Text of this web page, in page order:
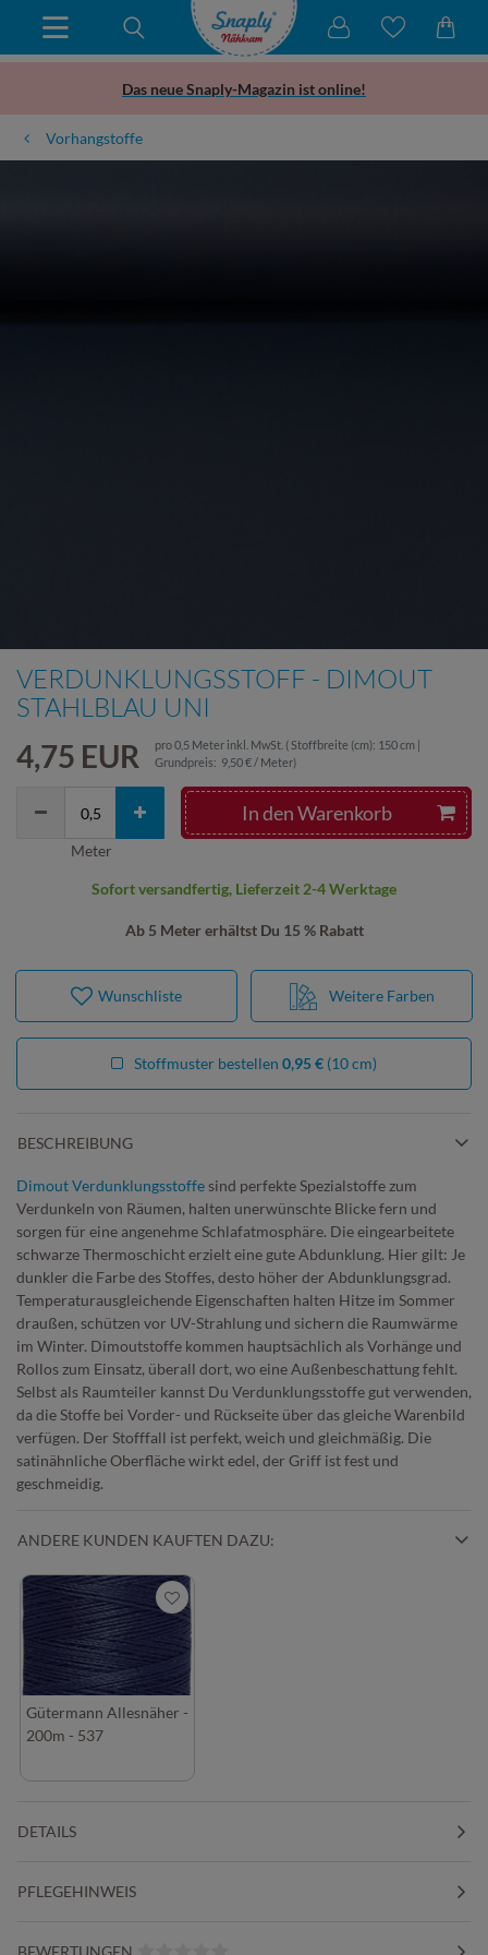
Das neue Snaply-Magazin ist online!
Vorhangstoffe
VERDUNKLUNGSSTOFF - DIMOUT
STAHLBLAU UNI
4,75 EUR pro0,5 Meter inkl. MwSt. ( Stoffbreite (cm): 150 cm |
Grundpreis: 9,50 € / Meter)
Ab 5 Meter erhältst Du 15 % Rabatt
In den Warenkorb
Meter
Sofort versandfertig, Lieferzeit 2-4 Werktage
Weitere Farben
Wunschliste
Stoffmuster bestellen 0,95 € (10 cm)
BESCHREIBUNG
Dimout Verdunklungsstoffe sind perfekte Spezialstoffe zum
Verdunkeln von Räumen, halten unerwünschte Blicke fern und
sorgen für eine angenehme Schlafatmosphäre. Die eingearbeitete
schwarze Thermoschicht erzielt eine gute Abdunklung. Hier gilt: Je
dunkler die Farbe des Stoffes, desto höher der Abdunklungsgrad.
Temperaturausgleichende Eigenschaften halten Hitze im Sommer
draußen, schützen vor UV-Strahlung und sichern die Raumwärme
im Winter. Dimoutstoffe kommen hauptsächlich als Vorhänge und
Rollos zum Einsatz, überall dort, wo eine Außenbeschattung fehlt.
Selbst als Raumteiler kannst Du Verdunklungsstoffe gut verwenden,
da die Stoffe bei Vorder- und Rückseite über das gleiche Warenbild
verfügen. Der Stofffall ist perfekt, weich und gleichmäßig. Die
satinähnliche Oberfläche wirkt edel, der Griff ist fest und
geschmeidig.
ANDERE KUNDEN KAUFTEN DAZU:
Gütermann Allesnäher -
200m - 537
DETAILS
PFLEGEHINWEIS
BEWERTUNGEN